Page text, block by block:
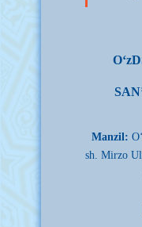
Manzil:
sh. Mirzo